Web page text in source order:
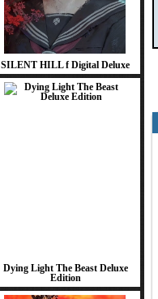
SILENT HILL f Digital Deluxe
Dying Light The Beast Deluxe
Edition